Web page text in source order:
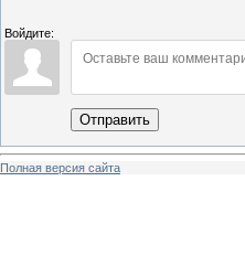
Войдите:
Отправить
Полная версия сайта